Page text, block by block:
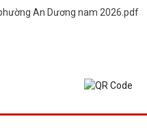
An Dương nam 2026.pdf